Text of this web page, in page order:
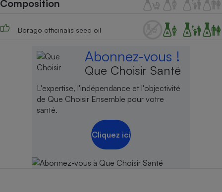
Composition
Borago officinalis seed oil
Abonnez-vous !
Que Choisir Santé
L'expertise, l'indépendance et l'objectivité
de Que Choisir Ensemble pour votre
santé.
Cliquez ici
Plaque de cuisson à
induction
Téléphone mobile -
Climatiseur -